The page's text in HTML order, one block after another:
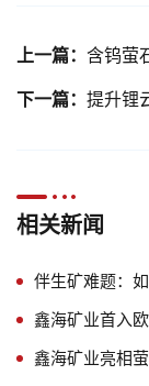
上一篇： 含钨萤
下一篇：
相关新闻
伴生矿难题：